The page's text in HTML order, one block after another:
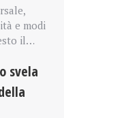
e modi
il…
svela